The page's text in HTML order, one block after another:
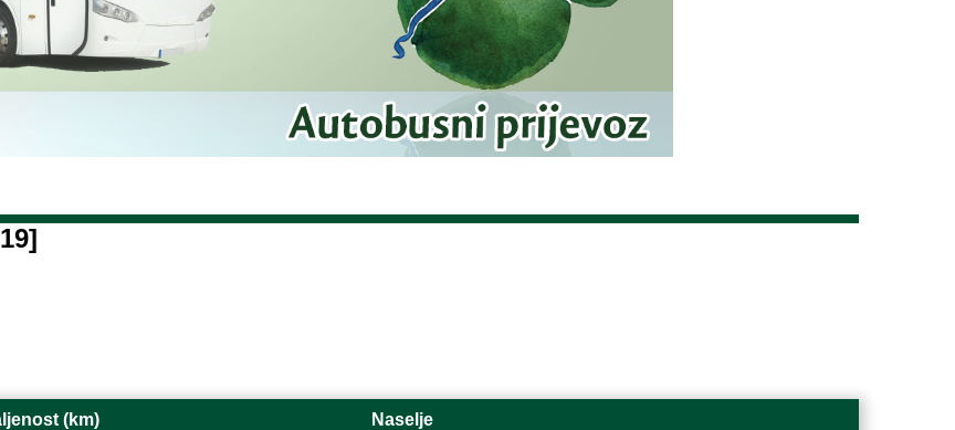
(km) Naselje